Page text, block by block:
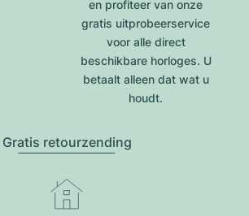
en profiteer van onze
gratis uitprobeerservice
voor alle direct
beschikbare horloges. U
betaalt alleen dat wat u
houdt.
Gratis retourzending